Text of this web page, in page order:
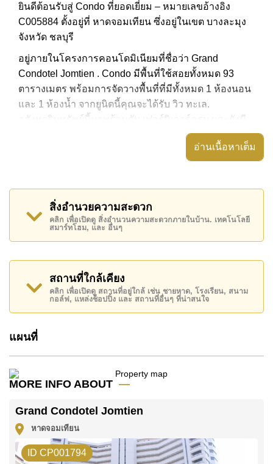
ยินดีต้อนรับสู่ Condo ที่ยอดเยี่ยม – หมายเลขอ้างอิง
C005884 ตั้งอยู่ที่ หาดจอมเทียน ซึ่งอยู่ในเขต บางละมุง
จังหวัด ชลบุรี
อยู่ภายในโครงการคอนโดมิเนียมที่ชื่อว่า Grand
Condotel Jomtien . Condo มีพื้นที่ใช้สอยทั้งหมด 93
ตารางเมตร พร้อมการจัดวางพื้นที่ที่มีทั้งหมด 1 ห้องนอน
และ 1 ห้องน้ำ จากยูนิตนี้คุณจะได้รับ วิว ทะเล.
อสังหาริมทรัพย์นี้มาพร้อมกับ เฟอร์นิเจอร์ครบ และยังมี
อสังหาริมทรัพย์นี้สามารถใช้ สระว่ายน้ำ ส่วนกลาง ได้
กลาง ได้แก่ ฟิสเนส, สนามเทนนิส , สนามเด็กเล่น, สวน
ส่วนกลาง
สถานที่สำคัญใกล้ Grand Condotel Jomtien ได้แก่: ติด
ชายหาด, ฟู้ดมาร์ท , ตลาดน้ำสี่ภาคพัทยา, พัทยาปาร์ค ,
เอเชีย 9 หลุม กอล์ฟ , รพ.กรุงเทพจอมเทียน, โรงพยาบาล
เมืองพัทยา
อสังหาริมทรัพย์นี้เปิดให้เช่าระยะยาวในราคา ฿ 45,000
บาทต่อเดือน
โปรดทราบว่าราคาค่าเช่าที่ Cornerstone Real Estate
ค้นพบโอกาสในการทำให้ที่อยู่อาศัยนี้เป็นบ้านในฝันของ
ติดต่อ Cornerstone Real Estate โทร +6638411250
หรือ อีเมลinfo@cornerstone.co.th
WhatsApp ของสำนักงาน: +66807945904และ LINE:
อ่านเนื้อหาเต็ม
สิ่งอำนวยความสะดวก
คลิก เพื่อเปิดดู สิ่งอำนวนความสะดวกภายในบ้าน. เทคโนโลยี
สมาร์ทโฮม, และ อื่นๆ
สถานที่ใกล้เคียง
คลิก เพื่อเปิดดู สถานที่อยู่ใกล้ เช่น ชายหาด, โรงเรียน, สนาม
กอล์ฟ, แหล่งช็อปปิ้ง และ สถานที่อื่นๆ ที่น่าสนใจ
แผนที่
MORE INFO ABOUT
Grand Condotel Jomtien
หาดจอมเทียน
ID CP001794